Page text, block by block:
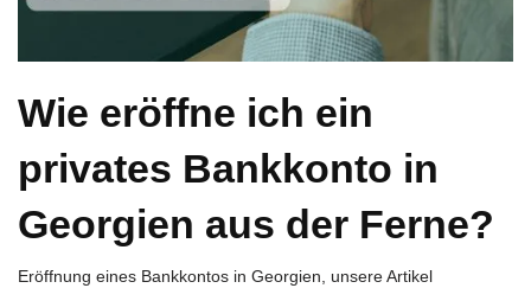
Wie eröffne ich ein
privates Bankkonto in
Georgien aus der Ferne?
Eröffnung eines Bankkontos in Georgien unsere Artikel